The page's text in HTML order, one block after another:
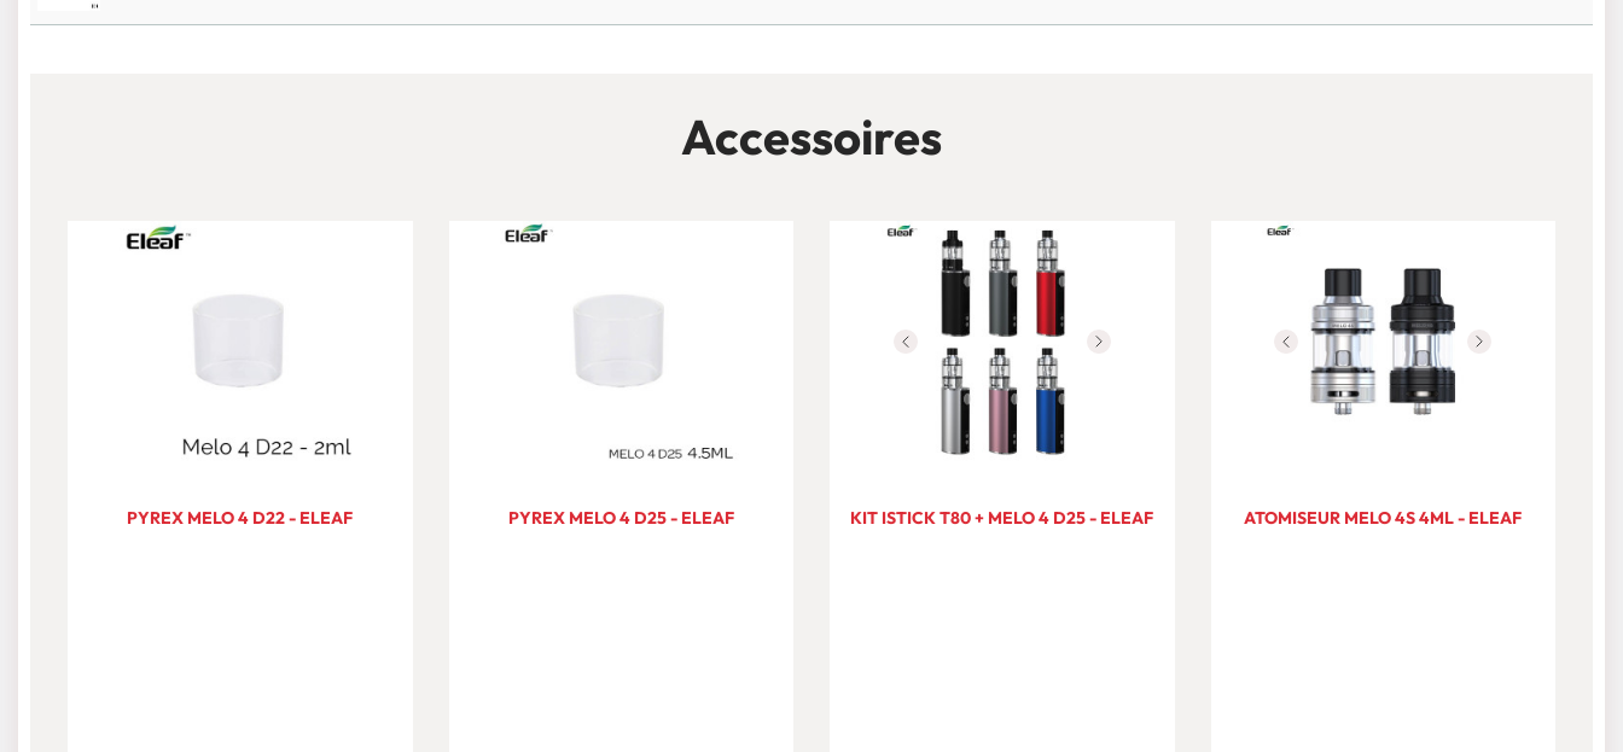
Accessoires
PYREX MELO 4 D22 - ELEAF PYREX MELO 4 D25 - ELEAF KIT ISTICK T80 + MELO 4 D25 - ELEAF ATOMISEUR MELO 4S 4ML - ELEAF